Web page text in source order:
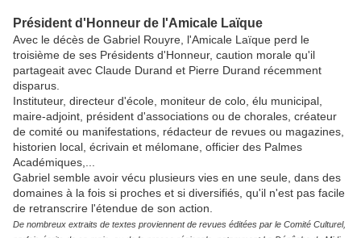
Président d'Honneur de l'Amicale Laïque
Avec le décès de Gabriel Rouyre, l'Amicale Laïque perd le
troisième de ses Présidents d'Honneur, caution morale qu'il
partageait avec Claude Durand et Pierre Durand récemment
disparus.
Instituteur, directeur d'école, moniteur de colo, élu municipal,
maire-adjoint, président d'associations ou de chorales, créateur
de comité ou manifestations, rédacteur de revues ou magazines,
historien local, écrivain et mélomane, officier des Palmes
Académiques,...
Gabriel semble avoir vécu plusieurs vies en une seule, dans des
domaines à la fois si proches et si diversifiés, qu'il n'est pas facile
de retranscrire l'étendue de son action.
De nombreux extraits de textes proviennent de revues éditées par le Comité Culturel,